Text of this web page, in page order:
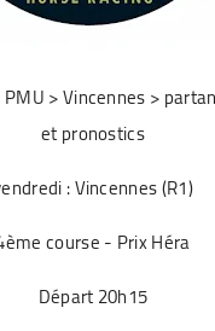
> Vincennes >
et pronostics
: Vincennes (R1)
course - Prix Héra
Départ 20h15